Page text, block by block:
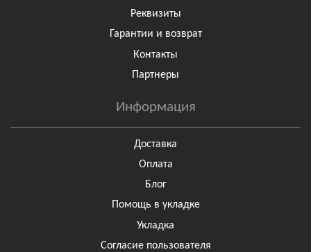
Реквизиты
Гарантии и возврат
Контакты
Партнеры
Информация
Доставка
Оплата
Блог
Помощь в укладке
Укладка
Согласие пользователя